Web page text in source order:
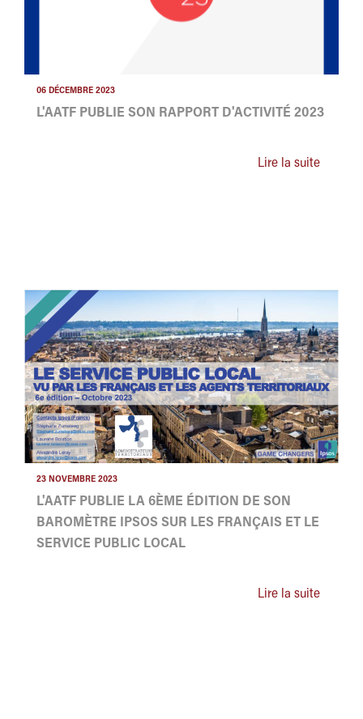
06 DÉCEMBRE 2023
L'AATF PUBLIE SON RAPPORT D'ACTIVITÉ 2023
Lire la suite
23 NOVEMBRE 2023
L'AATF PUBLIE LA 6ÈME ÉDITION DE SON
BAROMÈTRE IPSOS SUR LES FRANÇAIS ET LE
SERVICE PUBLIC LOCAL
Lire la suite